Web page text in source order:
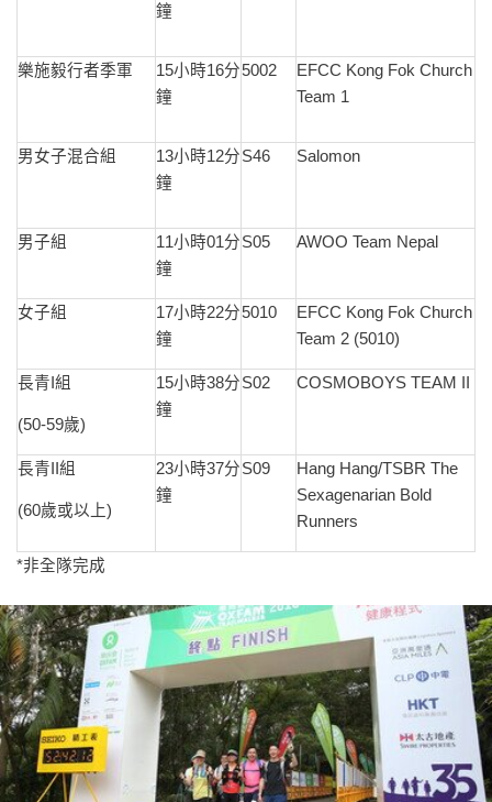
鐘
樂施毅行者季軍
15小時16分
鐘
5002
EFCC Kong Fok Church
Team 1
男女子混合組
13小時12分
鐘
S46 Salomon
男子組
11小時01分
鐘
S05 AWOO Team Nepal
女子組
17小時22分
鐘
5010
EFCC Kong Fok Church
Team 2 (5010)
長青I組
(50-59歲)
15小時38分
鐘
S02 COSMOBOYS TEAM II
長青II組
(60歲或以上)
23小時37分
鐘
S09
Hang Hang/TSBR The
Sexagenarian Bold
Runners
*非全隊完成